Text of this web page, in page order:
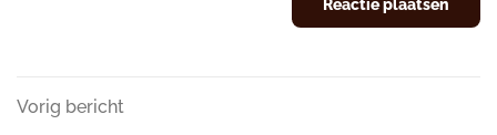
Berichtnavigatie
Vorig
Vorig bericht